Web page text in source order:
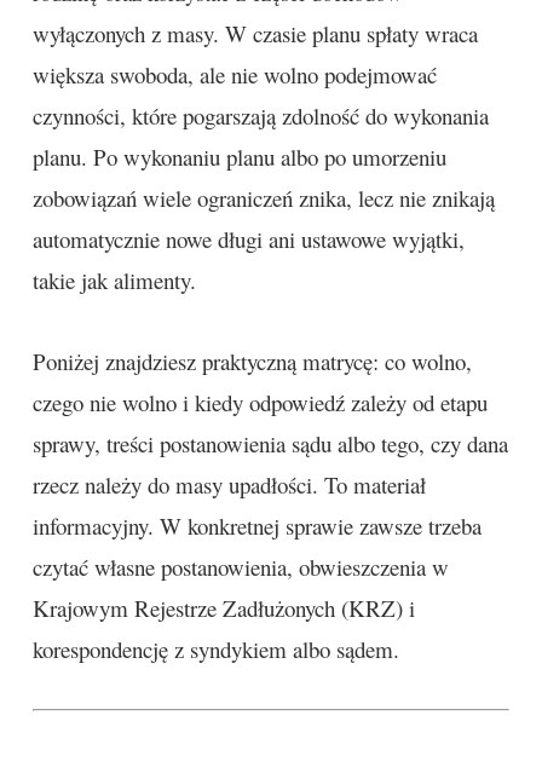
wyłączonych z masy. W czasie planu spłaty wraca
większa swoboda, ale nie wolno podejmować
czynności, które pogarszają zdolność do wykonania
planu. Po wykonaniu planu albo po umorzeniu
zobowiązań wiele ograniczeń znika, lecz nie znikają
automatycznie nowe długi ani ustawowe wyjątki,
takie jak alimenty.
Poniżej znajdziesz praktyczną matrycę: co wolno,
czego nie wolno i kiedy odpowiedź zależy od etapu
sprawy, treści postanowienia sądu albo tego, czy dana
rzecz należy do masy upadłości. To materiał
informacyjny. W konkretnej sprawie zawsze trzeba
czytać własne postanowienia, obwieszczenia w
Krajowym Rejestrze Zadłużonych (KRZ) i
korespondencję z syndykiem albo sądem.